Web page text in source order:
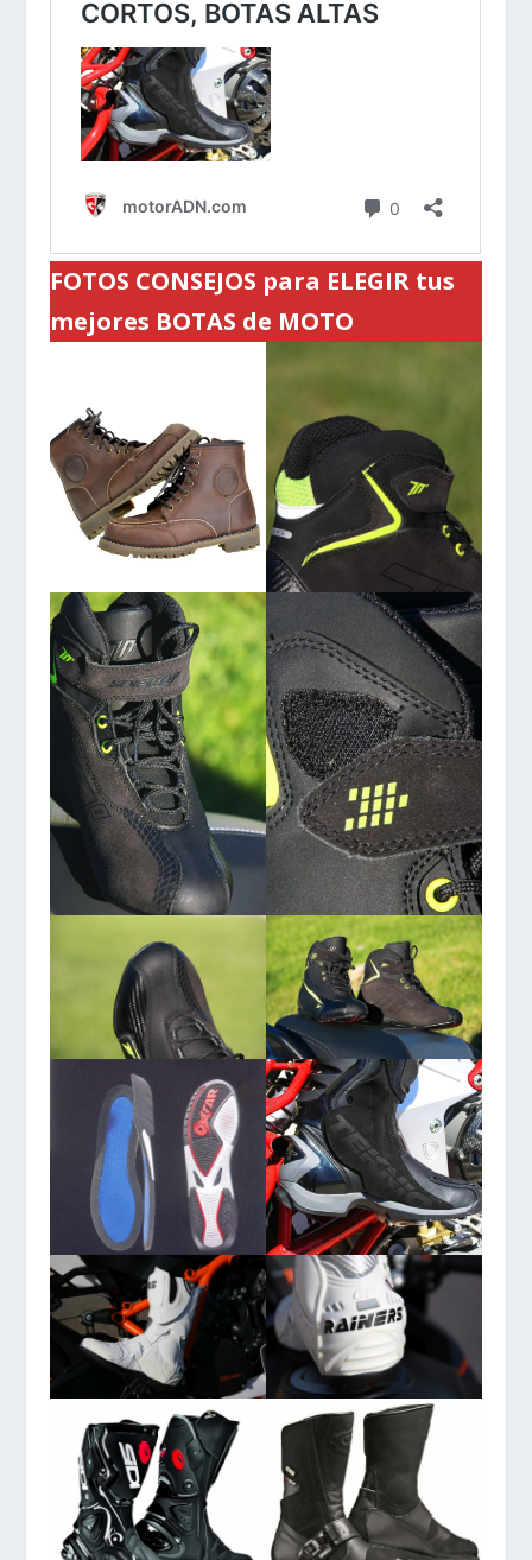
FOTOS CONSEJOS para ELEGIR tus
mejores BOTAS de MOTO